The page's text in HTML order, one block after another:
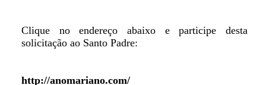
Clique no endereço abaixo e participe desta
solicitação ao Santo Padre:
http://anomariano.com/